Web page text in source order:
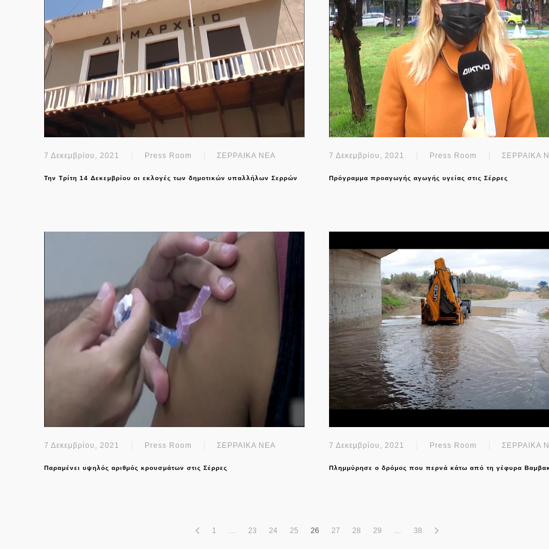
7 Δεκεμβρίου, 2021 Press Room ΣΕΡΡΑΙΚΑ ΝΕΑ
Την Τρίτη 14 Δεκεμβρίου οι εκλογές των δημοτικών υπαλλήλων Σερρών
7 Δεκεμβρίου, 2021 Press Room ΣΕΡΡΑΙΚΑ
Πρόγραμμα προαγωγής αγωγής υγείας στις Σέρρες
7 Δεκεμβρίου, 2021 Press Room ΣΕΡΡΑΙΚΑ ΝΕΑ
Παραμένει υψηλός αριθμός κρουσμάτων στις Σέρρες
7 Δεκεμβρίου, 2021 Press Room ΣΕΡΡΑΙΚΑ
Πλημμύρησε ο δρόμος που περνά κάτω από τη γέφυρα
1 23 24 25 26 27 28 29 38